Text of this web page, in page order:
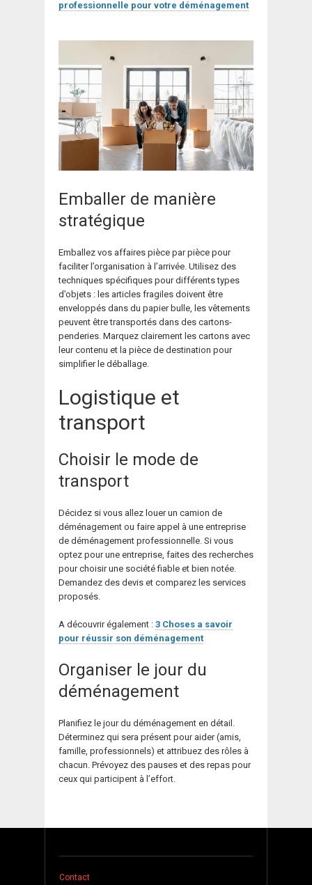
professionnelle pour votre déménagement
Emballer de manière
stratégique
Emballez vos affaires pièce par pièce pour
faciliter l’organisation à l’arrivée. Utilisez des
techniques spécifiques pour différents types
d’objets : les articles fragiles doivent être
enveloppés dans du papier bulle, les vêtements
peuvent être transportés dans des cartons-
penderies. Marquez clairement les cartons avec
leur contenu et la pièce de destination pour
simplifier le déballage.
Logistique et
transport
Choisir le mode de
transport
Décidez si vous allez louer un camion de
déménagement ou faire appel à une entreprise
de déménagement professionnelle. Si vous
optez pour une entreprise, faites des recherches
pour choisir une société fiable et bien notée.
Demandez des devis et comparez les services
proposés.
A découvrir également : 3 Choses a savoir
pour réussir son déménagement
Organiser le jour du
déménagement
Planifiez le jour du déménagement en détail.
Déterminez qui sera présent pour aider (amis,
famille, professionnels) et attribuez des rôles à
chacun. Prévoyez des pauses et des repas pour
ceux qui participent à l’effort.
Contact